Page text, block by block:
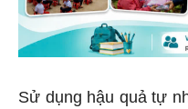
Sử dụng hậu quả tự